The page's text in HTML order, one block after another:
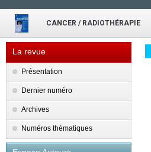
CANCER / RADIOTHÉRAPIE
La revue
Présentation
Dernier numéro
Archives
Numéros thématiques